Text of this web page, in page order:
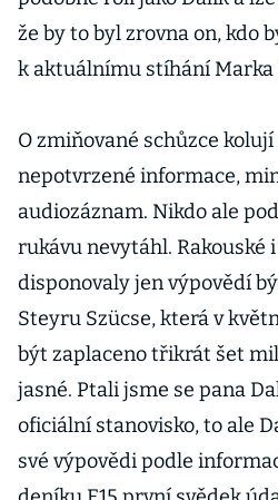
že by to byl zrovna on, kdo
k aktuálnímu stíhání Marka
O zmiňované schůzce
nepotvrzené informace,
audiozáznam. Nikdo ale
rukávu nevytáhl. Rakouské
disponovaly jen výpovědí
Steyru Szücse, která v
být zaplaceno třikrát šet
jasné. Ptali jsme se pana
oficiální stanovisko, to ale
své výpovědi podle